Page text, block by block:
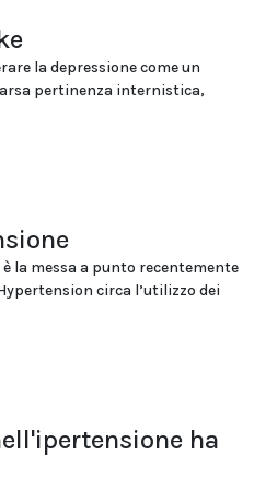
la depressione come un
pertinenza internistica,
la messa a punto recentemente
circa l’utilizzo dei
ha